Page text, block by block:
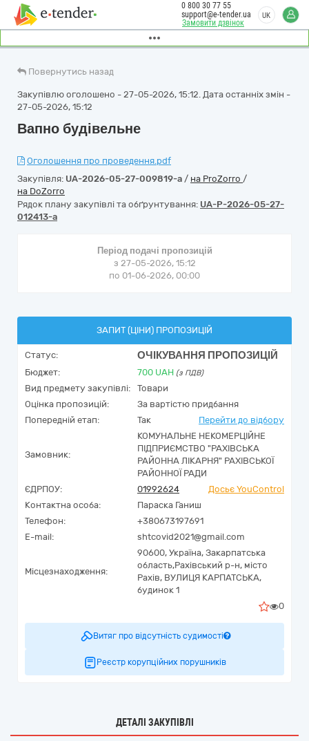
Замовити дзвінок
0 800 30 77 55
support@e-tender.ua
UK
Повернутись назад
Закупівлю оголошено - 27-05-2026, 15:12. Дата останніх змін -
27-05-2026, 15:12
Вапно будівельне
Оголошення про проведення.pdf
Закупівля: UA-2026-05-27-009819-a / на ProZorro /
на DoZorro
Рядок плану закупівлі та обґрунтування: UA-P-2026-05-27-
012413-a
Період подачі пропозицій
з 27-05-2026, 15:12
по 01-06-2026, 00:00
ЗАПИТ (ЦІНИ) ПРОПОЗИЦІЙ
Статус: ОЧІКУВАННЯ ПРОПОЗИЦІЙ
Бюджет: 700 UAH (з ПДВ)
Вид предмету закупівлі:
Товари
Оцінка пропозицій:
За вартістю придбання
Попередній етап:
Так Перейти до відбору
Замовник:
КОМУНАЛЬНЕ НЕКОМЕРЦІЙНЕ
ПІДПРИЄМСТВО "РАХІВСЬКА
РАЙОННА ЛІКАРНЯ" РАХІВСЬКОЇ
РАЙОННОЇ РАДИ
ЄДРПОУ:
01992624
Досьє YouControl
Контактна особа:
Параска Ганиш
Телефон:
+380673197691
E-mail:
shtcovid2021@gmail.com
Місцезнаходження:
90600, Україна, Закарпатська
область,Рахівський р-н, місто
Рахів, ВУЛИЦЯ КАРПАТСЬКА,
будинок 1
0
Витяг про відсутність судимості
Реєстр корупційних порушників
ДЕТАЛІ ЗАКУПІВЛІ